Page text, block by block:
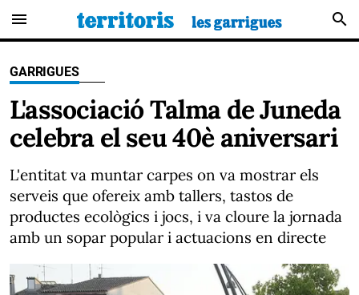
menu search
GARRIGUES
L'associació Talma de Juneda
celebra el seu 40è aniversari
L'entitat va muntar carpes on va mostrar els
serveis que ofereix amb tallers, tastos de
productes ecològics i jocs, i va cloure la jornada
amb un sopar popular i actuacions en directe